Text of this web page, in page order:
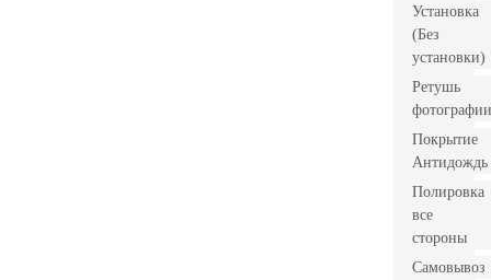
Установка
(Без
установки)
Ретушь
фотографии
Покрытие
Антидождь
Полировка
все
стороны
Самовывоз